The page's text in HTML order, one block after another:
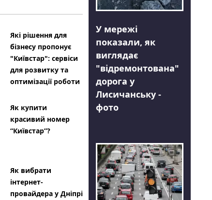
Які рішення для
бізнесу пропонує
"Київстар": сервіси
для розвитку та
оптимізації роботи
Як купити
красивий номер
“Київстар”?
Як вибрати
інтернет-
провайдера у Дніпрі
У мережі
показали, як
виглядає
"відремонтована"
дорога у
Лисичанську -
фото